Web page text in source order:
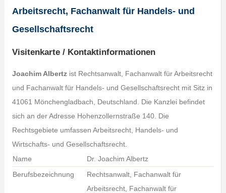
Arbeitsrecht, Fachanwalt für Handels- und
Gesellschaftsrecht
Visitenkarte / Kontaktinformationen
Joachim Albertzist Rechtsanwalt, Fachanwalt für Arbeitsrecht
und Fachanwalt für Handels- und Gesellschaftsrecht mit Sitz in
41061 Mönchengladbach, Deutschland. Die Kanzlei befindet
sich an der Adresse Hohenzollernstraße 140. Die
Rechtsgebiete umfassen Arbeitsrecht, Handels- und
Wirtschafts- und Gesellschaftsrecht.
Name
Dr. Joachim Albertz
Berufsbezeichnung
Rechtsanwalt, Fachanwalt für
Arbeitsrecht, Fachanwalt für